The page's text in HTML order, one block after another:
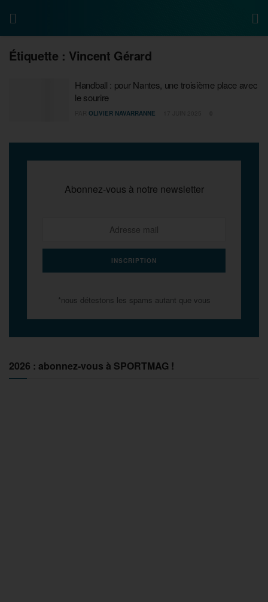
Étiquette : Vincent Gérard
Handball : pour Nantes, une troisième place avec
le sourire
OLIVIER NAVARRANNE
Abonnez-vous à notre newsletter
*nous détestons les spams autant que vous
2026 : abonnez-vous à SPORTMAG !